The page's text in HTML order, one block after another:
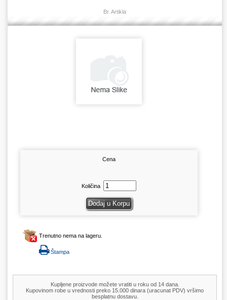
Br. Artikla
Cena
Količina
Trenutno nema na lageru.
Štampa
Kupljene proizvode možete vratiti u roku od 14 dana.
Kupovinom robe u vrednosti preko 15.000 dinara (uracunat PDV) vršimo
besplatnu dostavu.